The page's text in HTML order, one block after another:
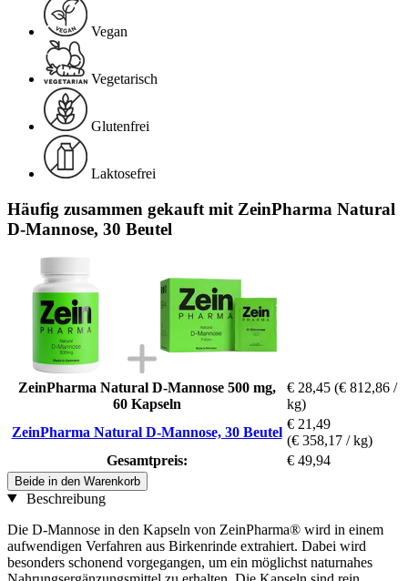
Vegan
Vegetarisch
Glutenfrei
Laktosefrei
Häufig zusammen gekauft mit ZeinPharma Natural
D-Mannose, 30 Beutel
ZeinPharma Natural D-Mannose 500 mg,
60 Kapseln
€ 28,45 (€ 812,86 /
kg)
ZeinPharma Natural D-Mannose, 30 Beutel
€ 21,49
(€ 358,17 / kg)
Gesamtpreis:
€ 49,94
Beide in den Warenkorb
Beschreibung
Die D-Mannose in den Kapseln von ZeinPharma® wird in einem
aufwendigen Verfahren aus Birkenrinde extrahiert. Dabei wird
besonders schonend vorgegangen, um ein möglichst naturnahes